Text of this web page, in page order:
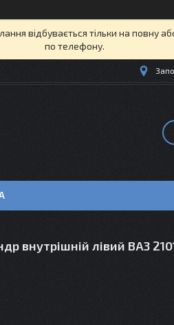
відбувається тільки на повну
по телефону.
внутрішній лівий ВАЗ